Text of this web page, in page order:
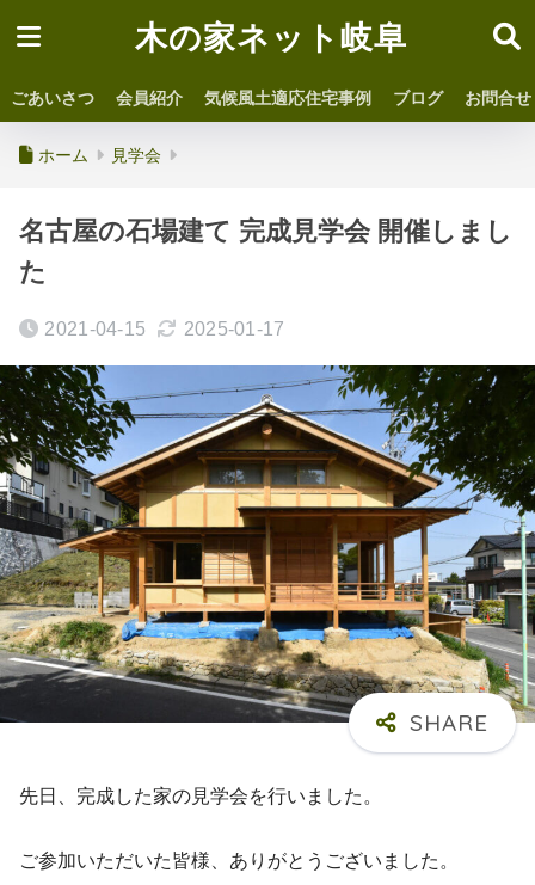
木の家ネット岐阜
ごあいさつ 会員紹介 気候風土適応住宅事例 ブログ お問合せ
ホーム 見学会
名古屋の石場建て 完成見学会 開催しまし
た
2021-04-15 2025-01-17
先日、完成した家の見学会を行いました。
ご参加いただいた皆様、ありがとうございました。